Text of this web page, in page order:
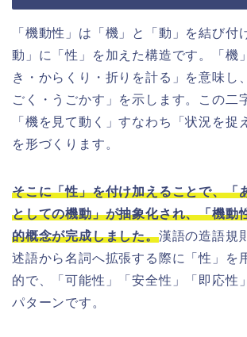
「機動性」は「機」と「動」を結び付
動」に「性」を加えた構造です。「機
き・からくり・折りを計る」を意味し
ごく・うごかす」を示します。この二
「機を見て動く」すなわち「状況を捉
を形づくります。
そこに「性」を付け加えることで、「
としての機動」が抽象化され、「機動
的概念が完成しました。漢語の造語規
述語から名詞へ拡張する際に「性」を
的で、「可能性」「安全性」「即応性
パターンです。